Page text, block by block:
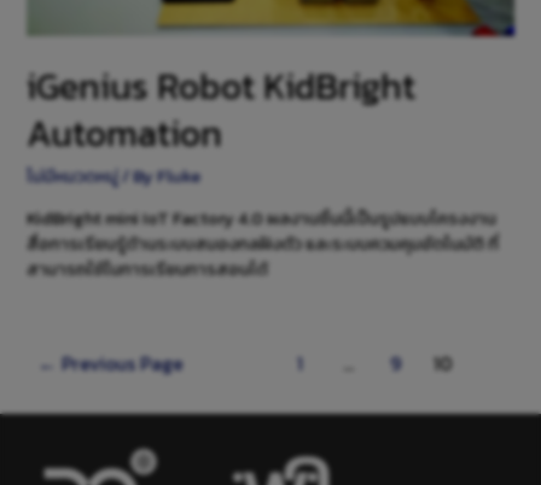
iGenius Robot KidBright
Automation
ไม่มีหมวดหมู่/ ByFluke
KidBright mini IoT Factory 4.0 ผลงานชิ้นนี้เป็นรูปแบบโครงงาน
สื่อการเรียนรู้ด้านระบบสมองกลฝังตัว และระบบควมคุมอัตโนมัติ ที่
สามารถใช้ในการเรียนการสอนได้
← Previous Page 1 9 10